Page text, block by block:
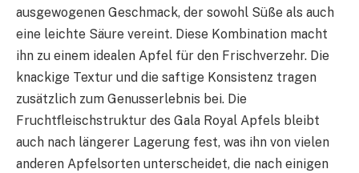
ausgewogenen Geschmack, der sowohl Süße als auch
eine leichte Säure vereint. Diese Kombination macht
ihn zu einem idealen Apfel für den Frischverzehr. Die
knackige Textur und die saftige Konsistenz tragen
zusätzlich zum Genusserlebnis bei. Die
Fruchtfleischstruktur des Gala Royal Apfels bleibt
auch nach längerer Lagerung fest, was ihn von vielen
anderen Apfelsorten unterscheidet, die nach einigen